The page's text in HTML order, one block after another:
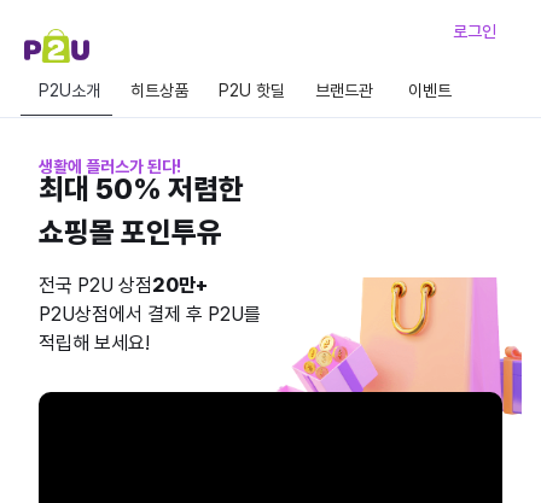
로그인
P2U소개 히트상품 P2U 핫딜 브랜드관 이벤트